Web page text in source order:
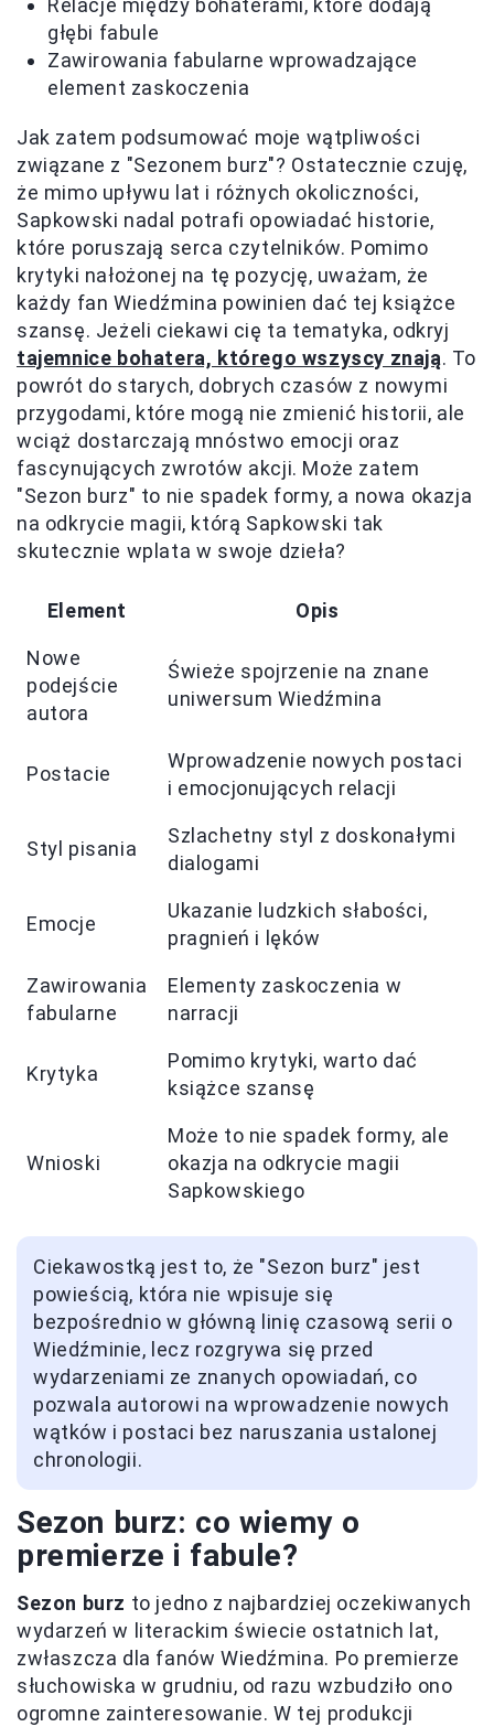
Relacje między bohaterami, które dodają
głębi fabule
Zawirowania fabularne wprowadzające
element zaskoczenia
Jak zatem podsumować moje wątpliwości
związane z "Sezonem burz"? Ostatecznie czuję,
że mimo upływu lat i różnych okoliczności,
Sapkowski nadal potrafi opowiadać historie,
które poruszają serca czytelników. Pomimo
krytyki nałożonej na tę pozycję, uważam, że
każdy fan Wiedźmina powinien dać tej książce
szansę. Jeżeli ciekawi cię ta tematyka, odkryj
tajemnice bohatera, którego wszyscy znają. To
powrót do starych, dobrych czasów z nowymi
przygodami, które mogą nie zmienić historii, ale
wciąż dostarczają mnóstwo emocji oraz
fascynujących zwrotów akcji. Może zatem
"Sezon burz" to nie spadek formy, a nowa okazja
na odkrycie magii, którą Sapkowski tak
skutecznie wplata w swoje dzieła?
Element Opis
Nowe
podejście
autora
Świeże spojrzenie na znane
uniwersum Wiedźmina
Postacie
Wprowadzenie nowych postaci
i emocjonujących relacji
Styl pisania
Szlachetny styl z doskonałymi
dialogami
Emocje
Ukazanie ludzkich słabości,
pragnień i lęków
Zawirowania
fabularne
Elementy zaskoczenia w
narracji
Krytyka
Pomimo krytyki, warto dać
książce szansę
Wnioski
Może to nie spadek formy, ale
okazja na odkrycie magii
Sapkowskiego
Ciekawostką jest to, że "Sezon burz" jest
powieścią, która nie wpisuje się
bezpośrednio w główną linię czasową serii o
Wiedźminie, lecz rozgrywa się przed
wydarzeniami ze znanych opowiadań, co
pozwala autorowi na wprowadzenie nowych
wątków i postaci bez naruszania ustalonej
chronologii.
Sezon burz: co wiemy o
premierze i fabule?
Sezon burz to jedno z najbardziej oczekiwanych
wydarzeń w literackim świecie ostatnich lat,
zwłaszcza dla fanów Wiedźmina. Po premierze
słuchowiska w grudniu, od razu wzbudziło ono
ogromne zainteresowanie. W tej produkcji